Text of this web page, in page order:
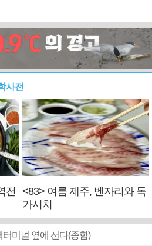
사전
전
<83> 여름 제주, 벤자리와 독
가시치
미널 옆에 선다(종합)